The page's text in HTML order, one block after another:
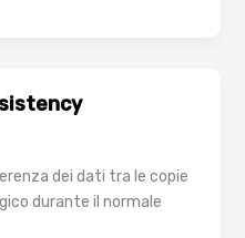
dei dati tra le copie
durante il normale